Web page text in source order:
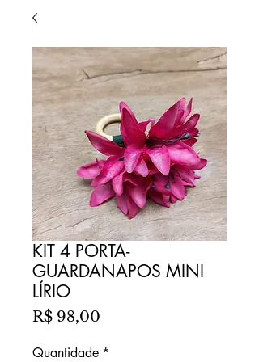
KIT 4 PORTA-
GUARDANAPOS MINI
LÍRIO
R$ 98,00
Quantidade *